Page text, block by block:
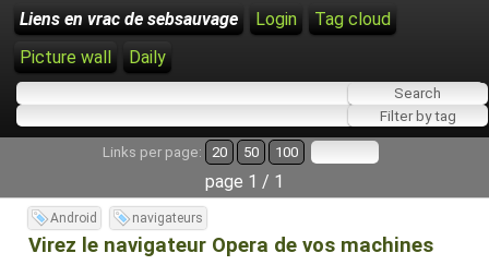
Liens en vrac de sebsauvage Login
Tag cloud
Picture wall
Daily
Links per page: 20 50 100
page 1 / 1
Android navigateurs
Virez le navigateur Opera de vos machines